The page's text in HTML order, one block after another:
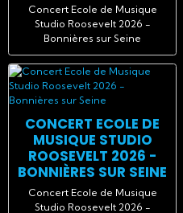
Concert Ecole de Musique
Studio Roosevelt 2026 -
Bonnières sur Seine
CONCERT ECOLE DE
MUSIQUE STUDIO
ROOSEVELT 2026 -
BONNIÈRES SUR SEINE
Concert Ecole de Musique
Studio Roosevelt 2026 -